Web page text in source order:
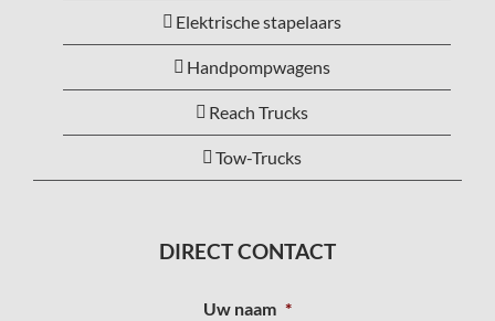
Elektrische stapelaars
Handpompwagens
Reach Trucks
Tow-Trucks
DIRECT CONTACT
Uw naam *